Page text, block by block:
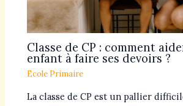
Classe de CP : comment
enfant à faire ses devoirs ?
Ecole Primaire
La classe de CP est un pallier